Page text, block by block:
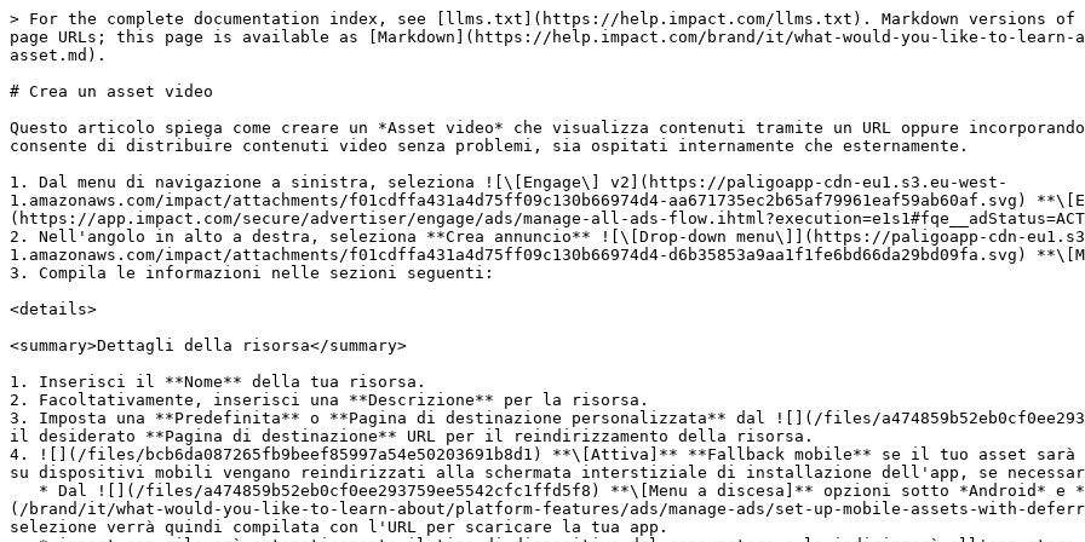
> For the complete documentation index, see [llms.txt](https://help.impact.com/llms.txt). Markdown versions of documentation pages are available by appending `.md` to page URLs; this page is available as [Markdown](https://help.impact.com/brand/it/what-would-you-like-to-learn-about/platform-features/ads/create-ads/create-a-video-asset.md).

# Crea un asset video

Questo articolo spiega come creare un *Asset video* che visualizza contenuti tramite un URL oppure incorporando codice HTML tramite un iFrame. Questo approccio ti consente di distribuire contenuti video senza problemi, sia ospitati internamente che esternamente.

1. Dal menu di navigazione a sinistra, seleziona ![\[Engage\] v2](https://paligoapp-cdn-eu1.s3.eu-west-1.amazonaws.com/impact/attachments/f01cdffa431a4d75ff09c130b66974d4-aa671735ec2b65af79961eaf59ab60af.svg) **\[Engage]** → **Contenuti** → [**Annunci**](https://app.impact.com/secure/advertiser/engage/ads/manage-all-ads-flow.ihtml?execution=e1s1#fqe__adStatus=ACTIVE).
2. Nell'angolo in alto a destra, seleziona **Crea annuncio** ![\[Drop-down menu\]](https://paligoapp-cdn-eu1.s3.eu-west-1.amazonaws.com/impact/attachments/f01cdffa431a4d75ff09c130b66974d4-d6b35853a9aa1f1fe6bd66da29bd09fa.svg) **\[Menu a discesa]** → **Video**.
3. Compila le informazioni nelle sezioni seguenti:

<details>

<summary>Dettagli della risorsa</summary>

1. Inserisci il **Nome** della tua risorsa.
2. Facoltativamente, inserisci una **Descrizione** per la risorsa.
3. Imposta una **Predefinita** o **Pagina di destinazione personalizzata** dal ![](/files/a474859b52eb0cf0ee293759ee5542cfc1ffd5f8) **\[Menu a discesa]** e inserisci il desiderato **Pagina di destinazione** URL per il reindirizzamento della risorsa.
4. ![](/files/bcb6da087265fb9beef85997a54e50203691b8d1) **\[Attiva]** **Fallback mobile** se il tuo asset sarà ospitato in un'app mobile, per garantire che gli utenti su dispositivi mobili vengano reindirizzati alla schermata interstiziale di installazione dell'app, se necessario.
   * Dal ![](/files/a474859b52eb0cf0ee293759ee5542cfc1ffd5f8) **\[Menu a discesa]** opzioni sotto *Android* e *iOS*, seleziona un [opzione di fallback](/brand/it/what-would-you-like-to-learn-about/platform-features/ads/manage-ads/set-up-mobile-assets-with-deferred-deep-linking.md) per ciascuna piattaforma. Questa selezione verrà quindi compilata con l'URL per scaricare la tua app.
   * impact.com rileverà automaticamente il tipo di dispositivo del consumatore e lo indirizzerà all'app store appropriato per scaricare la tua app una volta configurato il fallback mobile.
5. Facoltativamente, sotto **Metadati**, seleziona ![](/files/0aafef99ec4e77d9b7b3e0531467b63590add75d) **\[Aggiungi]** **Aggiungi metadati**.
   * Dal ![](/files/a474859b52eb0cf0ee293759ee5542cfc1ffd5f8) **\[Menu a discesa]**, seleziona i parametri di query che desideri passare e inserisci il valore.
     * Puoi aggiungere altri parametri selezionando ![](/files/0aafef99ec4e77d9b7b3e0531467b63590add75d) **\[Aggiungi metadati]**.
     * I metadati aggiunti alla tua risorsa verranno aggiunti alla fine dei link di tracciamento della risorsa.
     * Se selezioni il *Personalizzato* parametro, puoi impostare sia il nome del parametro sia il valore.

       <div data-gb-custom-block data-tag="hint" data-style="info" class="hint hint-info"><p><strong>Nota:</strong> Puoi usare i <a href="/pages/1f628eb0987b732d0182a6650e5bec9ec0028c5d">token dinamici</a> <code>{iradid}</code> e <code>{irpid}</code> come valori per uno qualsiasi dei parametri di query dei metadati disponibili, incluso <em>Personalizzato</em>.</p></div>
6. Facoltativamente, aggiungi **Etichette** alla risorsa in modo che i tuoi partner possano trovarli più facilmente.
7. ![](/files/bcb6da087265fb9beef85997a54e50203691b8d1) **\[Attiva]** **Limita l'accesso dei partner** per impostare quali partner o gruppi di partner possono usare questa risorsa.
   * Inserisci e seleziona i **Partner** e **Gruppi** a cui desideri concedere l'accesso a questa risorsa.

</details>

<details>

<summary>Configurazione della risorsa</summary>

1. Carica un **Video** per questo asset, selezionando **Scegli file**.
   * Sono supportati entrambi i formati video MP4 e OGG. Il formato video OGG potrebbe non essere supportato da tutti i browser. La dimensione massima del file è 200 MB. Assicurati che il file termini con l'estensione appropriata.
2. Carica un **Miniatura** per questo asset selezionando **Scegli file**. Questa immagine verrà mostrata prima della riproduzione del video.
3. Dal ![\[Drop-down menu\]](https://paligoapp-cdn-eu1.s3.eu-west-1.amazonaws.com/impact/attachments/f01cdffa431a4d75ff09c130b66974d4-d6b35853a9aa1f1fe6bd66da29bd09fa.svg) **\[Menu a discesa]**, applica la **Dimensione dell'asset** e scegli la dimensione di visualizzazione appropriata.
4. Per **Come verrà servito questo asset?**, seleziona una delle seguenti opzioni ![\[Radio button\]](https://paligoapp-cdn-eu1.s3.eu-west-1.amazonaws.com/impact/attachments/f01cdffa431a4d75ff09c130b66974d4-b7d91d1c012267bd96951fe6c2b643a4.svg) **\[Pulsanti di opzione]**.
   * **Dal sistema** o **Da un server di asset di terze parti**.
   * **Token disponibili**:
     * `{click_url_encoded}` – URL del clic (codificato)
     * `{click_url}` – URL del clic (non codificato)
     * `{timestamp}` – Timestamp della richiesta
     * `{irpid}` – ID partner
     * `{ircid}` – ID programma
     * `{iradid}` – ID annuncio
     * `{randint}` – Intero casuale
     * `{rulename}` – Nome della regola di reindirizzamento corrispondente

</details>

<details>

<summary>Temi promozionali</summary>

1. Facoltativamente, applica un **accordo** alla tua risorsa dal ![](/files/a474859b52eb0cf0ee293759ee5542cfc1ffd5f8) **\[Menu a discesa]**.
   * Facoltativamente, seleziona **Aggiungi nuovo accordo** ![](/files/a474859b52eb0cf0ee293759ee5542cfc1ffd5f8) **\[Menu a discesa]** per creare un nuovo [accordo](/brand/it/what-would-you-like-to-learn-about/platform-features/deals/deal-types-overview.md) da applicare a questa risorsa.
2. Facoltativamente, applica **Date disponibili** selezionando il ![](/files/7d7db5c9c65dcf07902d01ce4485d43a8185991e) **\[Calendario]** per impostare la **Data di inizio** e **Data di fine** per questa risorsa.
   * Dal ![](/files/a474859b52eb0cf0ee293759ee5542cfc1ffd5f8) **\[Menu a discesa]**, imposta un **fuso orario** per questa risorsa.
3. Seleziona facoltativamente ![](/files/34db5bf563ca95521c0d0f996a5e41c1ec498a75) **\[Casella deselezionata]** **Cambia la pagina di destinazione alla scadenza**, e procedi selezionando